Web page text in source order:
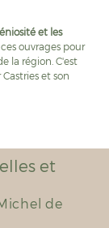
et les
ouvrages pour
la région. C'est
et son
et
de